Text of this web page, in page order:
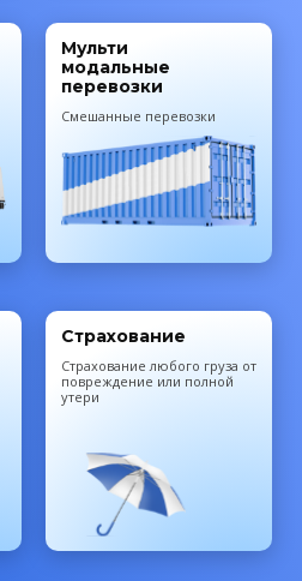
Мульти
модальные
перевозки
Смешанные перевозки
Страхование
Cтрахование любого груза от
повреждение или полной
утери